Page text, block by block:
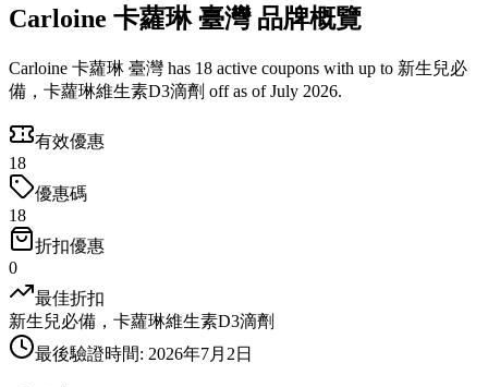
Carloine 卡蘿琳 臺灣 品牌概覽
Carloine 卡蘿琳 臺灣 has 18 active coupons with up to 新生兒必
備，卡蘿琳維生素D3滴劑 off as of July 2026.
有效優惠
18
優惠碼
18
折扣優惠
0
最佳折扣
新生兒必備，卡蘿琳維生素D3滴劑
最後驗證時間: 2026年7月2日